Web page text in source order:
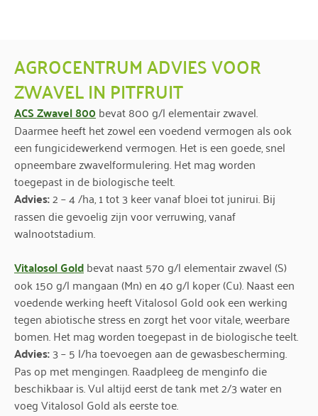
AGROCENTRUM ADVIES VOOR
ZWAVEL IN PITFRUIT
ACS Zwavel 800bevat 800 g/l elementair zwavel.
Daarmee heeft het zowel een voedend vermogen als ook
een fungicidewerkend vermogen. Het is een goede, snel
opneembare zwavelformulering. Het mag worden
toegepast in de biologische teelt.
Advies:2 – 4 /ha, 1 tot 3 keer vanaf bloei tot junirui. Bij
rassen die gevoelig zijn voor verruwing, vanaf
walnootstadium.
Vitalosol Goldbevat naast 570 g/l elementair zwavel (S)
ook 150 g/l mangaan (Mn) en 40 g/l koper (Cu). Naast een
voedende werking heeft Vitalosol Gold ook een werking
tegen abiotische stress en zorgt het voor vitale, weerbare
bomen. Het mag worden toegepast in de biologische teelt.
Advies:3 – 5 l/ha toevoegen aan de gewasbescherming.
Pas op met mengingen. Raadpleeg de menginfo die
beschikbaar is. Vul altijd eerst de tank met 2/3 water en
voeg Vitalosol Gold als eerste toe.